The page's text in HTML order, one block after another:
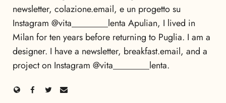
newsletter, colazione.email, e un progetto su
Instagram @vita________lenta Apulian, I lived in
Milan for ten years before returning to Puglia. I am a
designer. I have a newsletter, breakfast.email, and a
project on Instagram @vita________lenta.